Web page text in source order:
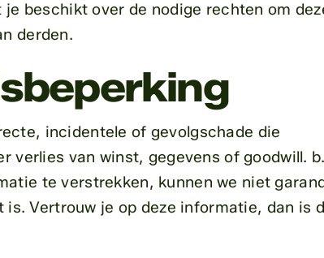
beschikt over de nodige rechten om
derden.
incidentele of gevolgschade die
verlies van winst, gegevens of goodwill. b.
te verstrekken, kunnen we niet
Vertrouw je op deze informatie, dan is